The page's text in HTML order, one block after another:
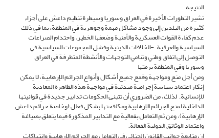
النتیجه
تشير التطورات الأخيرة في العراق وسوريا وسيطرة تنظيم داعش على أجزاء
كثيرة من البلدين إلى وجود مشاكل مهمة وجوهرية في المنطقة، بما في ذلك
عدم كفاءة القوات العسكرية والأمنية وضعفها الخطير، واحتدام الصراعات
السياسية والعرقية. -الخلافات الدينية وفشل المجموعات السياسية في
التوصل إلى اتفاق وطني وتنامي التوجهات والأنشطة المتطرفة في العراق
وسوريا وفي المنطقة برمتها
ومن أجل منع ومواجهة وقمع جميع أشكال وأنواع الجرائم الإرهابية، لا يمكن
إنكار اعتماد سياسة إجرامية مبدئية في مواجهة هذه الظاهرة المعادية
للإنسانية. لذلك، من الضروري أن تتبنى الحكومات تدابير جديدة في قوانينها
الداخلية لمنع الجرائم الإرهابية ومكافحتها بشكل فعال (وخاصة جرائم داعش
الإرهابية)، ومن ثم التعامل بفعالية مع التدابير المذكورة فيما يتعلق بصياغة
واعتماد الوثائق الدولية الفعالة.